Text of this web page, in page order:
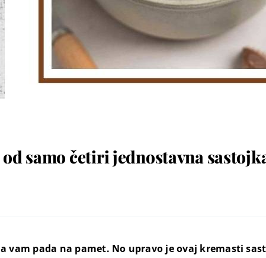
samo četiri jednostavna
pada na pamet. No upravo je ovaj kremasti